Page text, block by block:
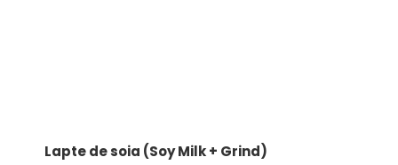
Lapte de soia (Soy Milk + Grind)